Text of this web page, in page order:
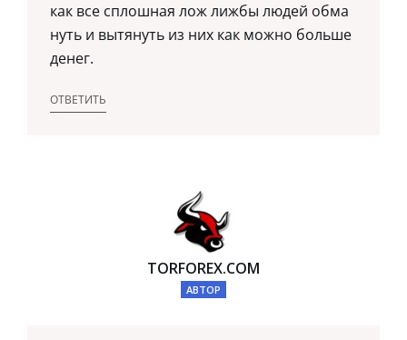
как все сплошная лож лижбы людей обма
нуть и вытянуть из них как можно больше
денег.
ОТВЕТИТЬ
TORFOREX.COM
АВТОР